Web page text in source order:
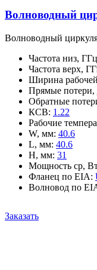
Волноводный
Волноводный
Частота низ, ГГц
Частота верх,
Ширина
Прямые потери,
Обратные
КСВ: 1.22
Рабочие
W, мм: 40.6
L, мм: 40.6
H, мм: 31
Мощность ср,
Фланец по EIA:
Волновод по
Заказать